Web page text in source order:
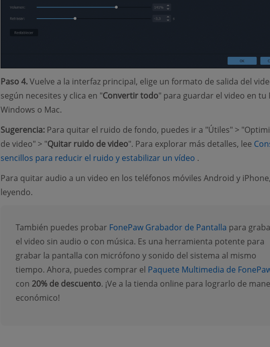
Paso 4.Vuelve a la interfaz principal, elige un formato de salida del
según necesites y clica en "Convertir todo" para guardar el video en tu
Windows o Mac.
Sugerencia:Para quitar el ruido de fondo, puedes ir a "Útiles" >
de video" > "Quitar ruido de video". Para explorar más detalles, lee
sencillos para reducir el ruido y estabilizar un vídeo (opens new window)
.
Para quitar audio a un video en los teléfonos móviles Android y
leyendo.
También puedes probar FonePaw Grabador de Pantalla para
el video sin audio o con música. Es una herramienta potente para
grabar la pantalla con micrófono y sonido del sistema al mismo
tiempo. Ahora, puedes comprar el Paquete Multimedia de
con 20% de descuento. ¡Ve a la tienda online para lograrlo de
económico!